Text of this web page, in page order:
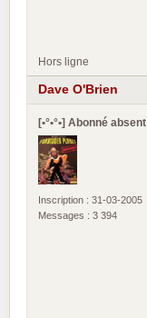
Hors ligne
Dave O'Brien
[•°•°•] Abonné absent
Inscription : 31-03-2005
Messages : 3 394